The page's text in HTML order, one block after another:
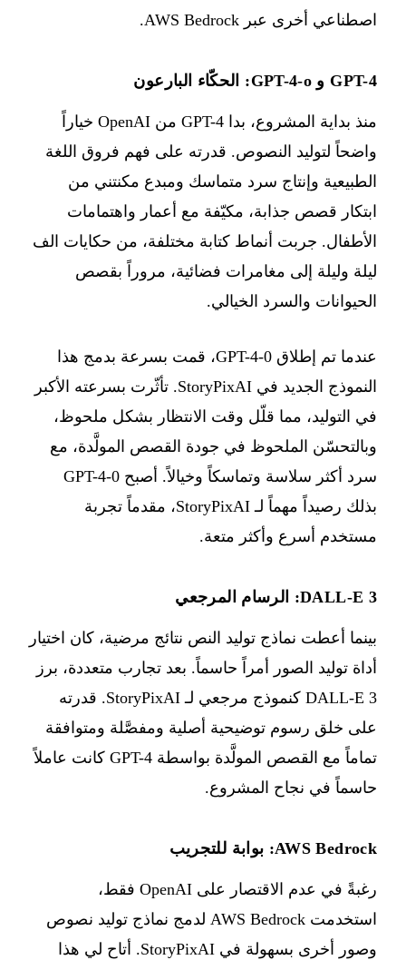
اصطناعي أخرى عبر AWS Bedrock.
GPT-4 و GPT-4-o: الحكّاء البارعون
منذ بداية المشروع، بدا GPT-4 من OpenAI خياراً
واضحاً لتوليد النصوص. قدرته على فهم فروق اللغة
الطبيعية وإنتاج سرد متماسك ومبدع مكنتني من
ابتكار قصص جذابة، مكيّفة مع أعمار واهتمامات
الأطفال. جربت أنماط كتابة مختلفة، من حكايات الف
ليلة وليلة إلى مغامرات فضائية، مروراً بقصص
الحيوانات والسرد الخيالي.
عندما تم إطلاق GPT-4-0، قمت بسرعة بدمج هذا
النموذج الجديد في StoryPixAI. تأثّرت بسرعته الأكبر
في التوليد، مما قلّل وقت الانتظار بشكل ملحوظ،
وبالتحسّن الملحوظ في جودة القصص المولَّدة، مع
سرد أكثر سلاسة وتماسكاً وخيالاً. أصبح GPT-4-0
بذلك رصيداً مهماً لـ StoryPixAI، مقدماً تجربة
مستخدم أسرع وأكثر متعة.
DALL-E 3: الرسام المرجعي
بينما أعطت نماذج توليد النص نتائج مرضية، كان اختيار
أداة توليد الصور أمراً حاسماً. بعد تجارب متعددة، برز
DALL-E 3 كنموذج مرجعي لـ StoryPixAI. قدرته
على خلق رسوم توضيحية أصلية ومفصَّلة ومتوافقة
تماماً مع القصص المولَّدة بواسطة GPT-4 كانت عاملاً
حاسماً في نجاح المشروع.
AWS Bedrock: بوابة للتجريب
رغبةً في عدم الاقتصار على OpenAI فقط،
استخدمت AWS Bedrock لدمج نماذج توليد نصوص
وصور أخرى بسهولة في StoryPixAI. أتاح لي هذا